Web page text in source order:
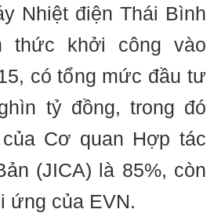
Nhiệt điện Thái Bình
thức khởi công vào
có tổng mức đầu tư
tỷ đồng, trong đó
Cơ quan Hợp tác
(JICA) là 85%, còn
ứng của EVN.